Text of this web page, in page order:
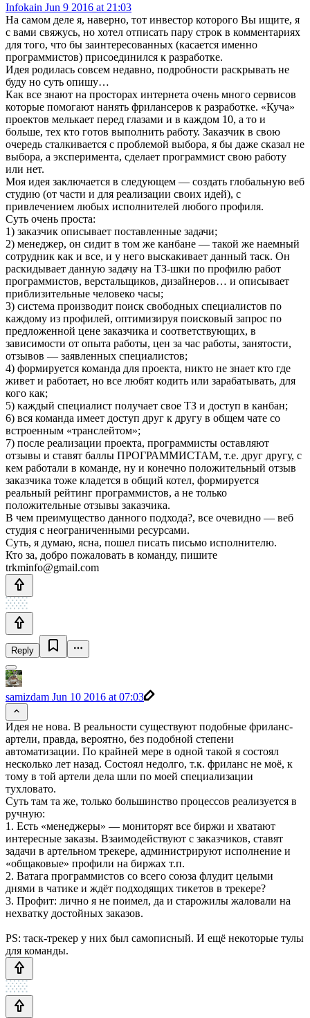
Infokain Jun 9 2016 at 21:03
На самом деле я, наверно, тот инвестор которого Вы ищите, я
с вами свяжусь, но хотел отписать пару строк в комментариях
для того, что бы заинтересованных (касается именно
программистов) присоединился к разработке.
Идея родилась совсем недавно, подробности раскрывать не
буду но суть опишу…
Как все знают на просторах интернета очень много сервисов
которые помогают нанять фрилансеров к разработке. «Куча»
проектов мелькает перед глазами и в каждом 10, а то и
больше, тех кто готов выполнить работу. Заказчик в свою
очередь сталкивается с проблемой выбора, я бы даже сказал не
выбора, а эксперимента, сделает программист свою работу
или нет.
Моя идея заключается в следующем — создать глобальную веб
студию (от части и для реализации своих идей), с
привлечением любых исполнителей любого профиля.
Суть очень проста:
1) заказчик описывает поставленные задачи;
2) менеджер, он сидит в том же канбане — такой же наемный
сотрудник как и все, и у него выскакивает данный таск. Он
раскидывает данную задачу на ТЗ-шки по профилю работ
программистов, верстальщиков, дизайнеров… и описывает
приблизительные человеко часы;
3) система производит поиск свободных специалистов по
каждому из профилей, оптимизируя поисковый запрос по
предложенной цене заказчика и соответствующих, в
зависимости от опыта работы, цен за час работы, занятости,
отзывов — заявленных специалистов;
4) формируется команда для проекта, никто не знает кто где
живет и работает, но все любят кодить или зарабатывать, для
кого как;
5) каждый специалист получает свое ТЗ и доступ в канбан;
6) вся команда имеет доступ друг к другу в общем чате со
встроенным «транслейтом»;
7) после реализации проекта, программисты оставляют
отзывы и ставят баллы ПРОГРАММИСТАМ, т.е. друг другу, с
кем работали в команде, ну и конечно положительный отзыв
заказчика тоже кладется в общий котел, формируется
реальный рейтинг программистов, а не только
положительные отзывы заказчика.
В чем преимущество данного подхода?, все очевидно — веб
студия с неограниченными ресурсами.
Суть, я думаю, ясна, пошел писать письмо исполнителю.
Кто за, добро пожаловать в команду, пишите
trkminfo@gmail.com
Reply
samizdam Jun 10 2016 at 07:03
Идея не нова. В реальности существуют подобные фриланс-
артели, правда, вероятно, без подобной степени
автоматизации. По крайней мере в одной такой я состоял
несколько лет назад. Состоял недолго, т.к. фриланс не моё, к
тому в той артели дела шли по моей специализации
тухловато.
Суть там та же, только большинство процессов реализуется в
ручную:
1. Есть «менеджеры» — мониторят все биржи и хватают
интересные заказы. Взаимодействуют с заказчиков, ставят
задачи в артельном трекере, администрируют исполнение и
«общаковые» профили на биржах т.п.
2. Ватага программистов со всего союза флудит целыми
днями в чатике и ждёт подходящих тикетов в трекере?
3. Профит: лично я не поимел, да и старожилы жаловали на
нехватку достойных заказов.
PS: таск-трекер у них был самописный. И ещё некоторые тулы
для команды.